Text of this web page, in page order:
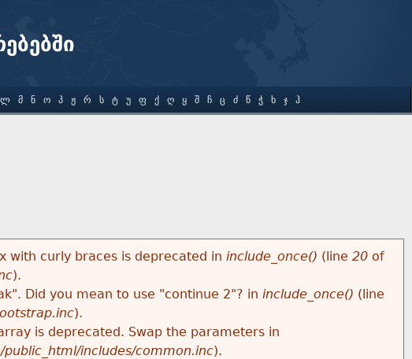
with curly braces is deprecated in include_once() (line 20of
).
Did you mean to use "continue 2"? in include_once() (line
).
is deprecated. Swap the parameters in
includes/common.inc).
Ლ Მ Ნ Ო Პ Ჟ Რ Ს Ტ Უ Ფ Ქ Ღ Ყ Შ Ჩ Ც Ძ Წ Ჭ Ხ Ჯ Ჰ